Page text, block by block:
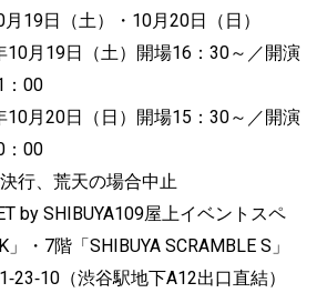
19日（土）・10月20日（日）
10月19日（土）開場16：30～／開演
：00
日（日）開場15：30～／開演
：00
天の場合中止
by SHIBUYA109屋上イベントスペ
」・7階「SHIBUYA SCRAMBLE S」
（渋谷駅地下A12出口直結）